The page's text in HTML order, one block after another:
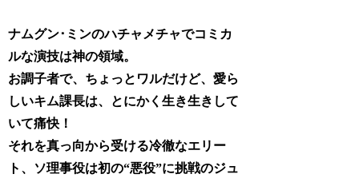
ナムグン･ミンのハチャメチャでコミカ
ルな演技は神の領域。
お調子者で、ちょっとワルだけど、愛ら
しいキム課長は、とにかく生き生きして
いて痛快！
それを真っ向から受ける冷徹なエリー
ト、ソ理事役は初の“悪役”に挑戦のジュ